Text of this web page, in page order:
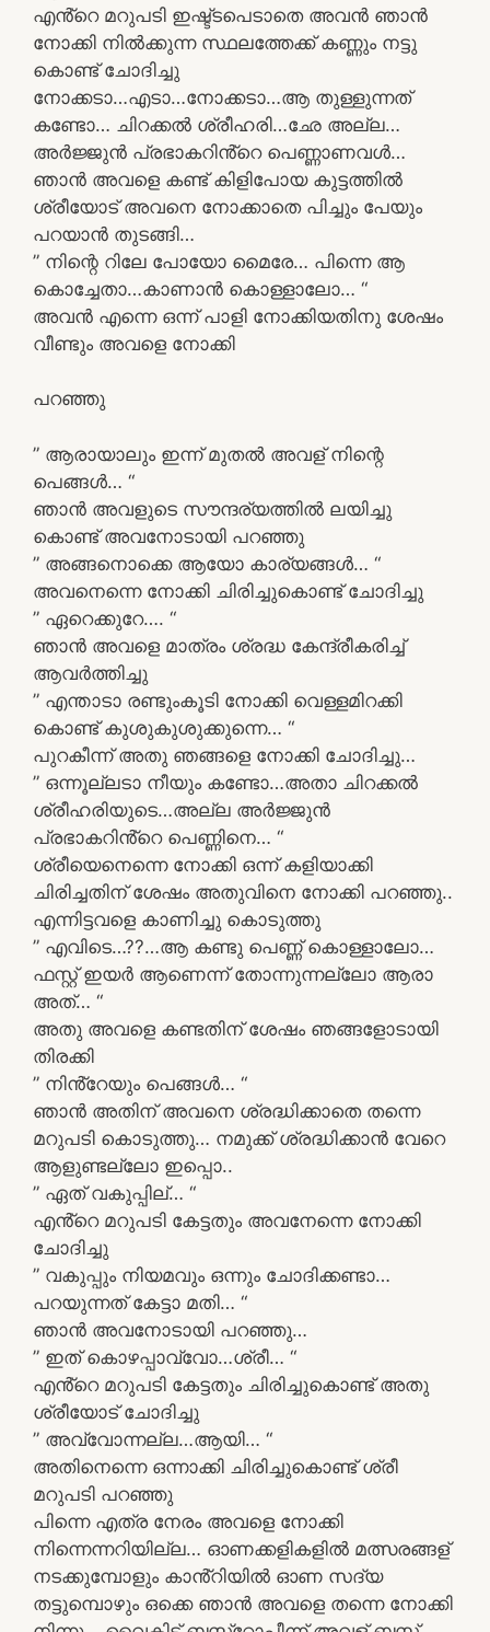
എൻ്റെ മറുപടി ഇഷ്ട്ടപെടാതെ അവൻ ഞാൻ
നോക്കി നിൽക്കുന്ന സ്ഥലത്തേക്ക് കണ്ണും നട്ടു
കൊണ്ട് ചോദിച്ചു
നോക്കടാ…എടാ…നോക്കടാ…ആ തുള്ളുന്നത്
കണ്ടോ… ചിറക്കൽ ശ്രീഹരി…ഛേ അല്ല…
അർജ്ജുൻ പ്രഭാകറിൻ്റെ പെണ്ണാണവൾ…
ഞാൻ അവളെ കണ്ട് കിളിപോയ കുട്ടത്തിൽ
ശ്രീയോട് അവനെ നോക്കാതെ പിച്ചും പേയും
പറയാൻ തുടങ്ങി…
” നിന്റെ റിലേ പോയോ മൈരേ… പിന്നെ ആ
കൊച്ചേതാ…കാണാൻ കൊള്ളാലോ… “
അവൻ എന്നെ ഒന്ന് പാളി നോക്കിയതിനു ശേഷം
വീണ്ടും അവളെ നോക്കി
പറഞ്ഞു
” ആരായാലും ഇന്ന് മുതൽ അവള് നിന്റെ
പെങ്ങൾ… “
ഞാൻ അവളുടെ സൗന്ദര്യത്തിൽ ലയിച്ചു
കൊണ്ട് അവനോടായി പറഞ്ഞു
” അങ്ങനൊക്കെ ആയോ കാര്യങ്ങൾ… “
അവനെന്നെ നോക്കി ചിരിച്ചുകൊണ്ട് ചോദിച്ചു
” ഏറെക്കുറേ…. “
ഞാൻ അവളെ മാത്രം ശ്രദ്ധ കേന്ദ്രീകരിച്ച്
ആവർത്തിച്ചു
” എന്താടാ രണ്ടുംകൂടി നോക്കി വെള്ളമിറക്കി
കൊണ്ട് കുശുകുശുക്കുന്നെ… “
പുറകീന്ന് അതു ഞങ്ങളെ നോക്കി ചോദിച്ചു…
” ഒന്നൂല്ലടാ നീയും കണ്ടോ…അതാ ചിറക്കൽ
ശ്രീഹരിയുടെ…അല്ല അർജ്ജുൻ
പ്രഭാകറിൻ്റെ പെണ്ണിനെ… “
ശ്രീയെനെന്നെ നോക്കി ഒന്ന് കളിയാക്കി
ചിരിച്ചതിന് ശേഷം അതുവിനെ നോക്കി പറഞ്ഞു..
എന്നിട്ടവളെ കാണിച്ചു കൊടുത്തു
” എവിടെ…??…ആ കണ്ടു പെണ്ണ് കൊള്ളാലോ…
ഫസ്റ്റ് ഇയർ ആണെന്ന് തോന്നുന്നല്ലോ ആരാ
അത്… “
അതു അവളെ കണ്ടതിന് ശേഷം ഞങ്ങളോടായി
തിരക്കി
” നിൻ്റേയും പെങ്ങൾ… “
ഞാൻ അതിന് അവനെ ശ്രദ്ധിക്കാതെ തന്നെ
മറുപടി കൊടുത്തു… നമുക്ക് ശ്രദ്ധിക്കാൻ വേറെ
ആളുണ്ടല്ലോ ഇപ്പൊ..
” ഏത് വകുപ്പില്… “
എൻ്റെ മറുപടി കേട്ടതും അവനേന്നെ നോക്കി
ചോദിച്ചു
” വകുപ്പും നിയമവും ഒന്നും ചോദിക്കണ്ടാ…
പറയുന്നത് കേട്ടാ മതി… “
ഞാൻ അവനോടായി പറഞ്ഞു…
” ഇത് കൊഴപ്പാവ്വോ…ശ്രീ… “
എൻ്റെ മറുപടി കേട്ടതും ചിരിച്ചുകൊണ്ട് അതു
ശ്രീയോട് ചോദിച്ചു
” അവ്വോന്നല്ല…ആയി… “
അതിനെന്നെ ഒന്നാക്കി ചിരിച്ചുകൊണ്ട് ശ്രീ
മറുപടി പറഞ്ഞു
പിന്നെ എത്ര നേരം അവളെ നോക്കി
നിന്നെന്നറിയില്ല… ഓണക്കളികളിൽ മത്സരങ്ങള്
നടക്കുമ്പോളും കാൻ്റിയിൽ ഓണ സദ്യ
തട്ടുമ്പൊഴും ഒക്കെ ഞാൻ അവളെ തന്നെ നോക്കി